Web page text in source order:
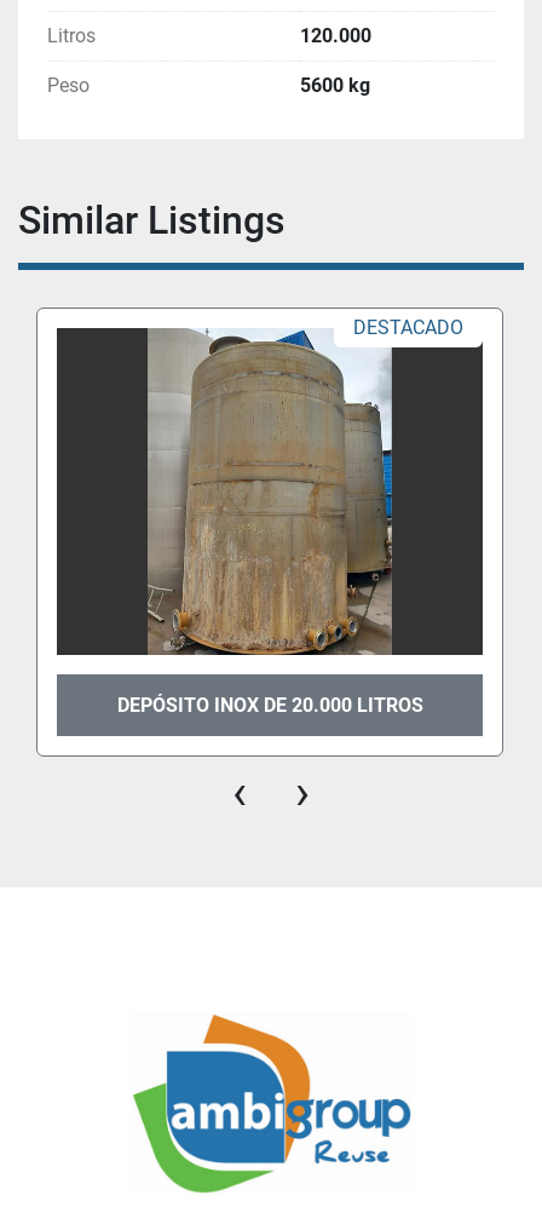
Litros 120.000
Peso 5600 kg
Similar Listings
DESTACADO
DEPÓSITO INOX DE 20.000 LITROS
‹ ›